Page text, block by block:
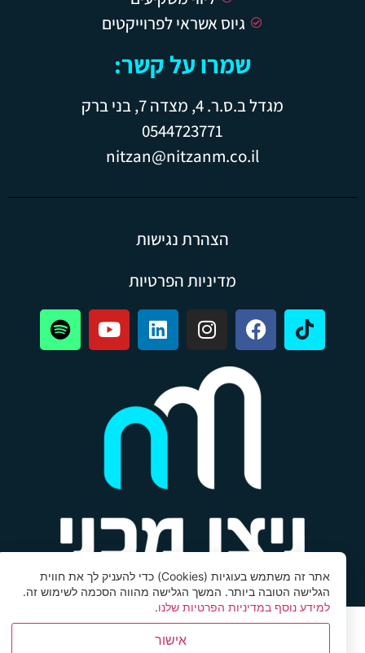
גיוס אשראי לפרוייקטים
שמרו על קשר:
מגדל ב.ס.ר. 4, מצדה 7, בני ברק
0544723771
nitzan@nitzanm.co.il
הצהרת נגישות
מדיניות הפרטיות
אתר זה משתמש בעוגיות (Cookies) כדי להעניק לך את חווית
הגלישה הטובה ביותר. המשך הגלישה מהווה הסכמה לשימוש זה.
למידע נוסף במדיניות הפרטיות שלנו.
אישור